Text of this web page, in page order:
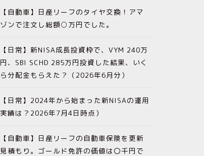
【自動車】日産リーフのタイヤ交換！アマ
ゾンで注文し総額○万円でした。
【日常】新NISA成長投資枠で、VYM 240万
円、SBI SCHD 285万円投資した結果、いく
ら分配金もらえた？（2026年6月分）
【日常】2024年から始まった新NISAの運用
実績は？2026年7月4日時点）
【自動車】日産リーフの自動車保険を更新
見積もり。ゴールド免許の価値は〇千円で